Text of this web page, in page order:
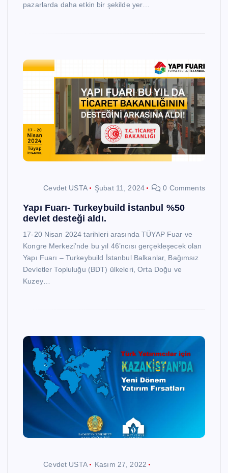
pazarlarda daha etkin bir şekilde yer…
Cevdet USTA Şubat 11, 2024 0 Comments
Yapı Fuarı- Turkeybuild İstanbul %50
devlet desteği aldı.
17-20 Nisan 2024 tarihleri arasında TÜYAP Fuar ve
Kongre Merkezi’nde bu yıl 46’ncısı gerçekleşecek olan
Yapı Fuarı – Turkeybuild İstanbul Balkanlar, Bağımsız
Devletler Topluluğu (BDT) ülkeleri, Orta Doğu ve
Kuzey…
Cevdet USTA
Kasım 27, 2022